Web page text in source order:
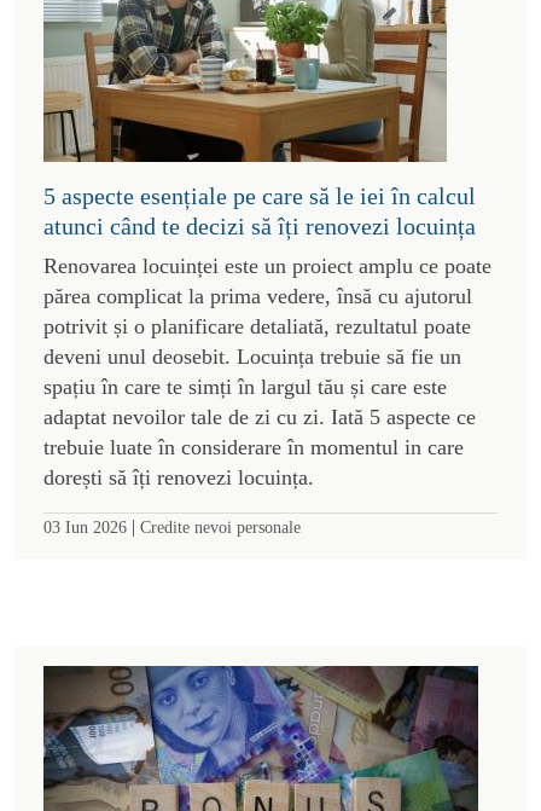
5 aspecte esențiale pe care să le iei în calcul
atunci când te decizi să îți renovezi locuința
Renovarea locuinței este un proiect amplu ce poate
părea complicat la prima vedere, însă cu ajutorul
potrivit și o planificare detaliată, rezultatul poate
deveni unul deosebit. Locuința trebuie să fie un
spațiu în care te simți în largul tău și care este
adaptat nevoilor tale de zi cu zi. Iată 5 aspecte ce
trebuie luate în considerare în momentul in care
dorești să îți renovezi locuința.
03 Iun 2026 | Credite nevoi personale